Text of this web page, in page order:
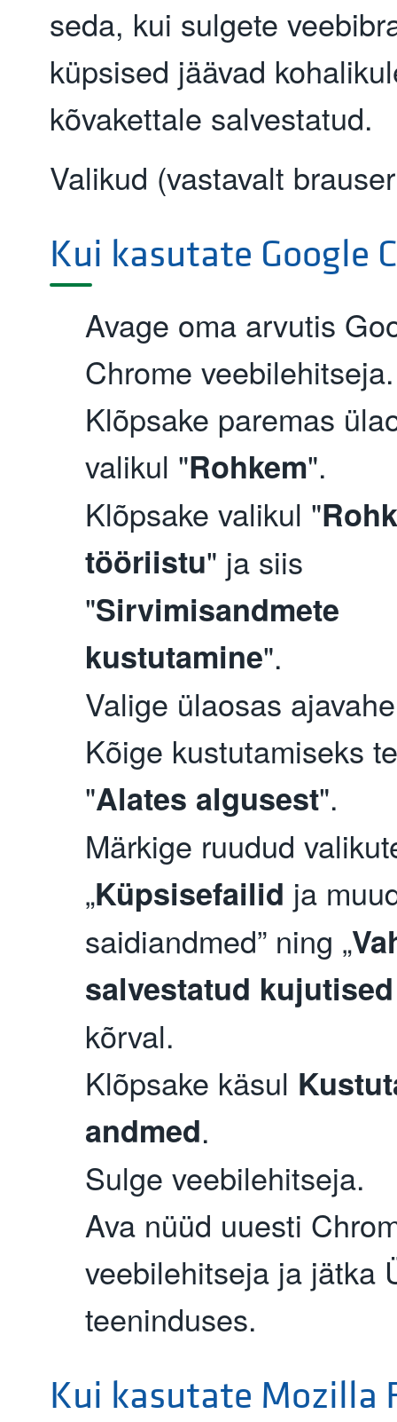
seda, kui sulgete
küpsised jäävad
kõvakettale salvestatud.
Valikud (vastavalt
Kui kasutate Google
Avage oma arvutis
Chrome veebilehitseja.
Klõpsake paremas
valikul "Rohkem".
Klõpsake valikul "
tööriistu" ja siis
"Sirvimisandmete
kustutamine".
Valige ülaosas
Kõige kustutamiseks
"Alates algusest".
Märkige ruudud
„Küpsisefailid ja
saidiandmed” ning „
salvestatud
kõrval.
Klõpsake käsul
andmed.
Sulge veebilehitseja.
Ava nüüd uuesti
veebilehitseja ja jätka
teeninduses.
Kui kasutate Mozilla